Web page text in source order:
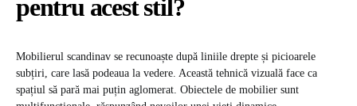
pentru acest stil?
Mobilierul scandinav se recunoaște după liniile drepte și picioarele
subțiri, care lasă podeaua la vedere. Această tehnică vizuală face ca
spațiul să pară mai puțin aglomerat. Obiectele de mobilier sunt